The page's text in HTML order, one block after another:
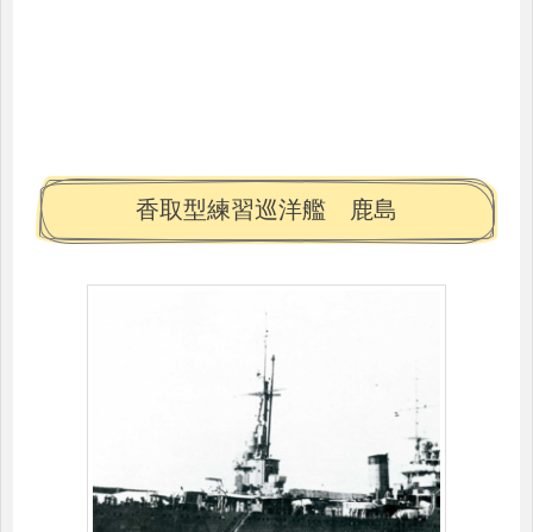
香取型練習巡洋艦 鹿島